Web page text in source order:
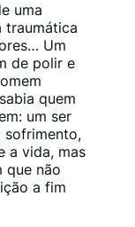
uma
traumática
Um
de polir e
quem
um ser
sofrimento,
a vida, mas
que não
a fim